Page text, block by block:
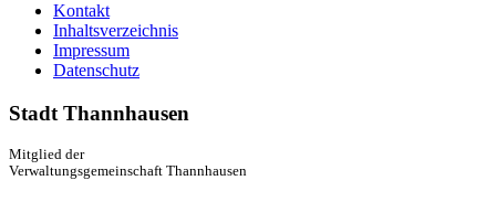
Kontakt
Inhaltsverzeichnis
Impressum
Datenschutz
Stadt Thannhausen
Mitglied der
Verwaltungsgemeinschaft Thannhausen